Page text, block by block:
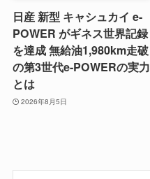
日産 新型 キャシュカイ e-
POWER がギネス世界記録
を達成 無給油1,980km走破
の第3世代e-POWERの実力
とは
2026年8月5日